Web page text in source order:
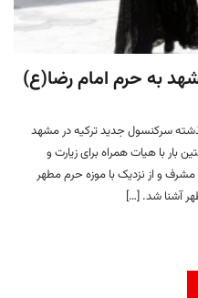
به حرم امام رضا(ع)
سرکنسول جدید ترکیه در مشهد
با هیات همراه برای زیارت و
مشرف و از نزدیک با موزه حرم مطهر
آشنا شد. […]